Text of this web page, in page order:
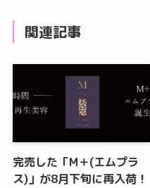
関連記事
完売した「M＋(エムプラ
ス)」が8月下旬に再入荷！